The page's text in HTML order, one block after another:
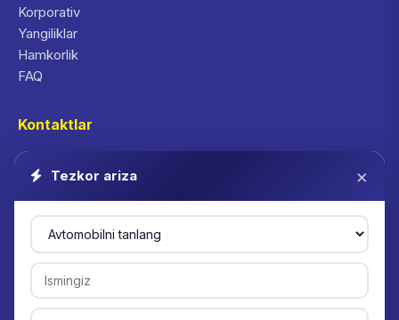
Korporativ
Yangiliklar
Hamkorlik
FAQ
Kontaktlar
info@inrent.uz
WhatsApp
Telegram: @inrent
Toshkent
Tezkor ariza ×